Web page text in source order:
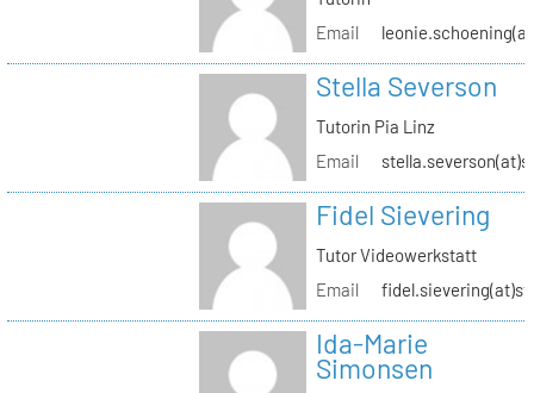
Email
Stella Severson
Tutorin Pia Linz
Email
Fidel Sievering
Tutor Videowerkstatt
Email
Ida-Marie
Simonsen